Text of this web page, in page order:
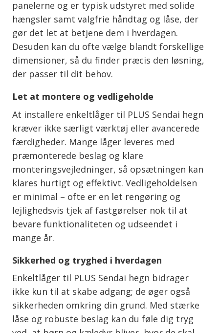
panelerne og er typisk udstyret med solide
hængsler samt valgfrie håndtag og låse, der
gør det let at betjene dem i hverdagen.
Desuden kan du ofte vælge blandt forskellige
dimensioner, så du finder præcis den løsning,
der passer til dit behov.
Let at montere og vedligeholde
At installere enkeltlåger til PLUS Sendai hegn
kræver ikke særligt værktøj eller avancerede
færdigheder. Mange låger leveres med
præmonterede beslag og klare
monteringsvejledninger, så opsætningen kan
klares hurtigt og effektivt. Vedligeholdelsen
er minimal – ofte er en let rengøring og
lejlighedsvis tjek af fastgørelser nok til at
bevare funktionaliteten og udseendet i
mange år.
Sikkerhed og tryghed i hverdagen
Enkeltlåger til PLUS Sendai hegn bidrager
ikke kun til at skabe adgang; de øger også
sikkerheden omkring din grund. Med stærke
låse og robuste beslag kan du føle dig tryg